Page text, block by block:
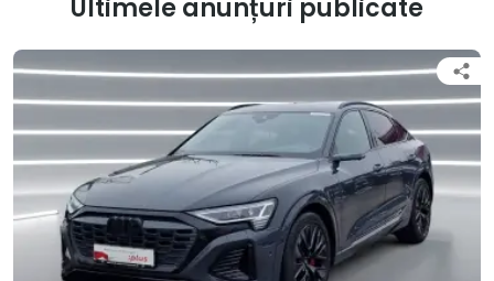
Ultimele anunțuri publicate